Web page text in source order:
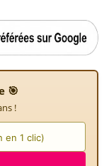
🎯
!